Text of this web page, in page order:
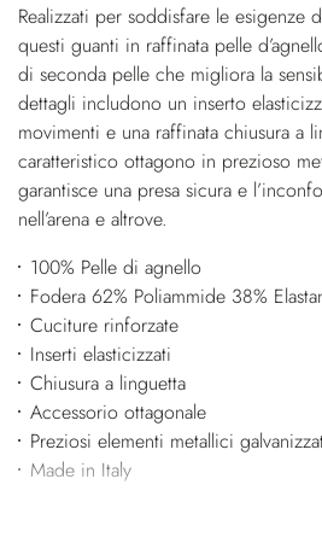
Realizzati per soddisfare le esigenze
questi guanti in raffinata pelle
di seconda pelle che migliora la
dettagli includono un inserto
movimenti e una raffinata chiusura a
caratteristico ottagono in prezioso
garantisce una presa sicura e
nell’arena e altrove.
100% Pelle di agnello
Fodera 62% Poliammide 38%
Cuciture rinforzate
Inserti elasticizzati
Chiusura a linguetta
Accessorio ottagonale
Preziosi elementi metallici
Made in Italy